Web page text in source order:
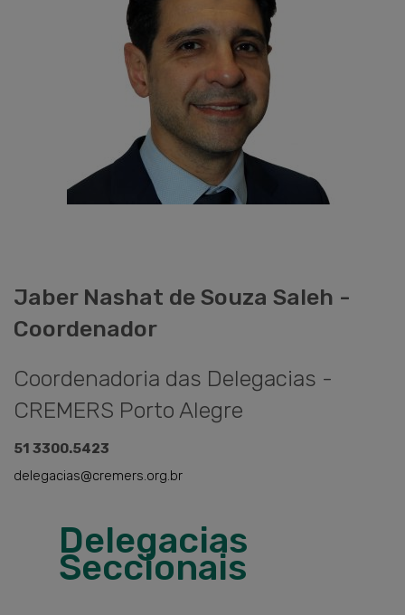
Jaber Nashat de Souza Saleh -
Coordenador
Coordenadoria das Delegacias -
CREMERS Porto Alegre
51 3300.5423
delegacias@cremers.org.br
Delegacias
Seccionais